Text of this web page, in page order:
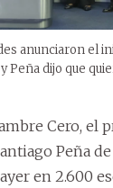
anunciaron el
Peña dijo que
Cero, el
Peña
en 2.600